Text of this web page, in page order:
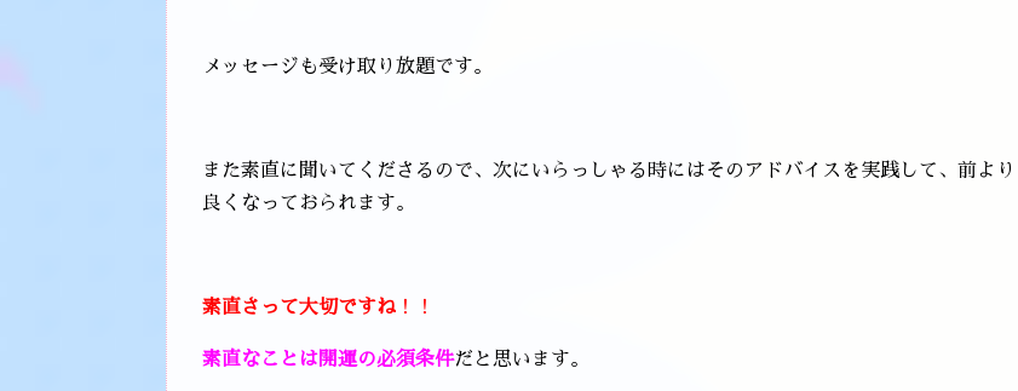
メッセージも受け取り放題です。
また素直に聞いてくださるので、次にいらっしゃる時にはそのアドバイスを実践して、前より
良くなっておられます。
素直さって大切ですね ！！
素直なことは開運の必須条件だと思います。